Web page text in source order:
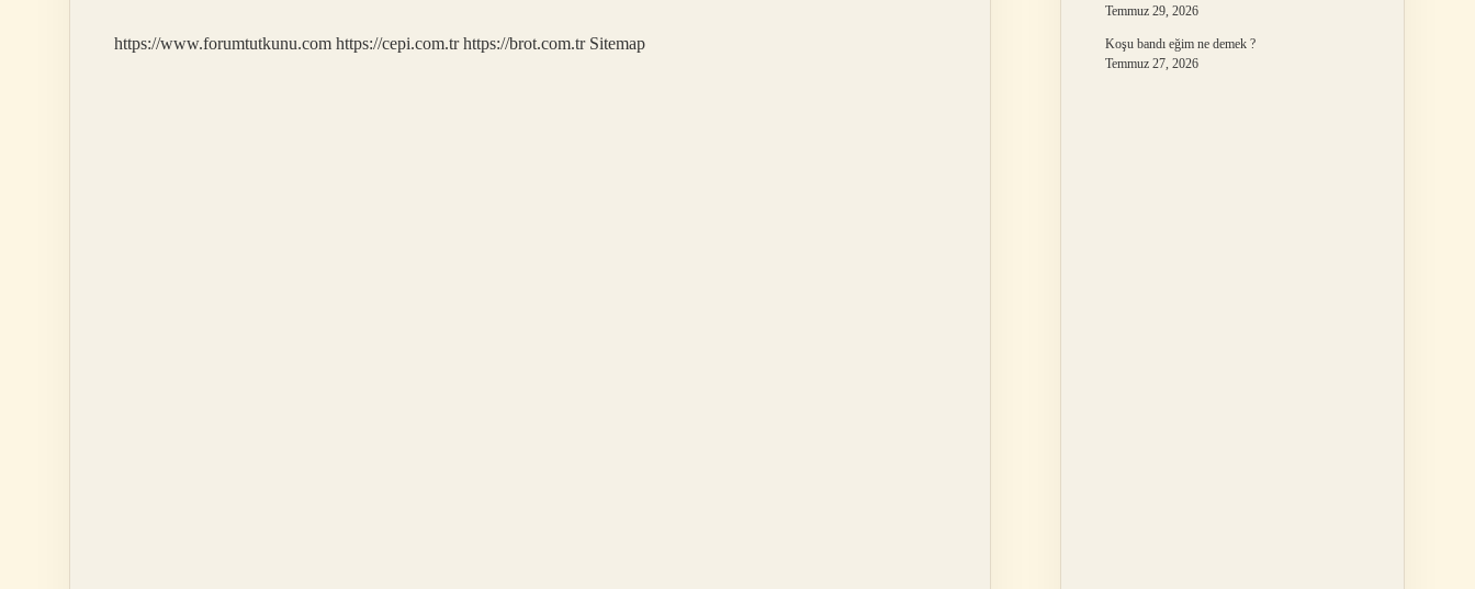
https://www.forumtutkunu.com https://cepi.com.tr https://brot.com.tr Sitemap
Temmuz 29, 2026
Koşu bandı eğim ne demek ?
Temmuz 27, 2026